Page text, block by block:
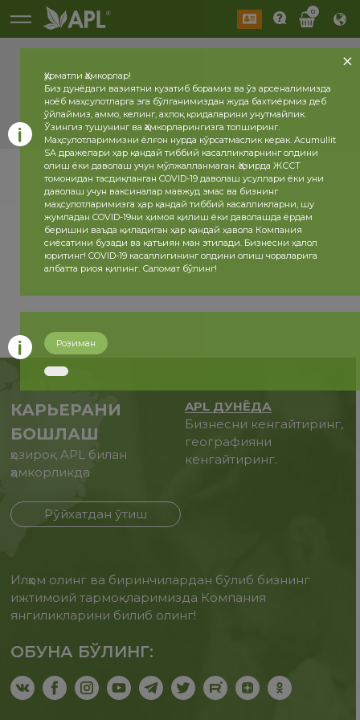
0
КАРЬЕРАНИ
БОШЛАШ
ҳозироқ APL билан
ҳамкорликда
Рўйхатдан ўтиш
APL ДУНЁДА
Бизнесни кенгайтиринг,
географияни
кенгайтиринг.
Илҳом олинг ва биринчилардан бўлиб бизнинг
ижтимоий тармоқларимизда Компания
янгиликларини билиб олинг!
ОБУНА БЎЛИНГ:
Ҳурматли Ҳамкорлар!
Биз дунёдаги вазиятни кузатиб борамиз ва ўз арсеналимизда
ноёб маҳсулотларга эга бўлганимиздан жуда бахтиёрмиз деб
ўйлаймиз, аммо, келинг, ахлоқ қоидаларини унутмайлик.
Ўзингиз тушунинг ва Ҳамкорларингизга топширинг.
Маҳсулотларимизни ёлғон нурда кўрсатмаслик керак. Acumullit
SA дражелари ҳар қандай тиббий касалликларнинг олдини
олиш ёки даволаш учун мўлжалланмаган. Ҳозирда ЖССТ
томонидан тасдиқланган COVID-19 даволаш усуллари ёки уни
даволаш учун ваксиналар мавжуд эмас ва бизнинг
маҳсулотларимизга ҳар қандай тиббий касалликларни, шу
жумладан COVID-19ни ҳимоя қилиш ёки даволашда ёрдам
беришни ваъда қиладиган ҳар қандай ҳавола Компания
сиёсатини бузади ва қатъиян ман этилади. Бизнесни ҳалол
юритинг! COVID-19 касаллигининг олдини олиш чораларига
албатта риоя қилинг. Саломат бўлинг!
Розиман